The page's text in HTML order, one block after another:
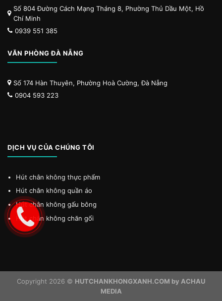
Số 804 Đường Cách Mạng Tháng 8, Phường Thủ Dầu Một, Hồ
Chí Minh
0939 551 385
VĂN PHÒNG ĐÀ NẴNG
Số 174 Hàn Thuyên, Phường Hoà Cường, Đà Nẵng
0904 593 223
DỊCH VỤ CỦA CHÚNG TÔI
Hút chân không thực phẩm
Hút chân không quần áo
Hút chân không gấu bông
Hút chân không chăn gối
Copyright 2026 © HUTCHANKHONGXANH.COM by ACHAU
MEDIA